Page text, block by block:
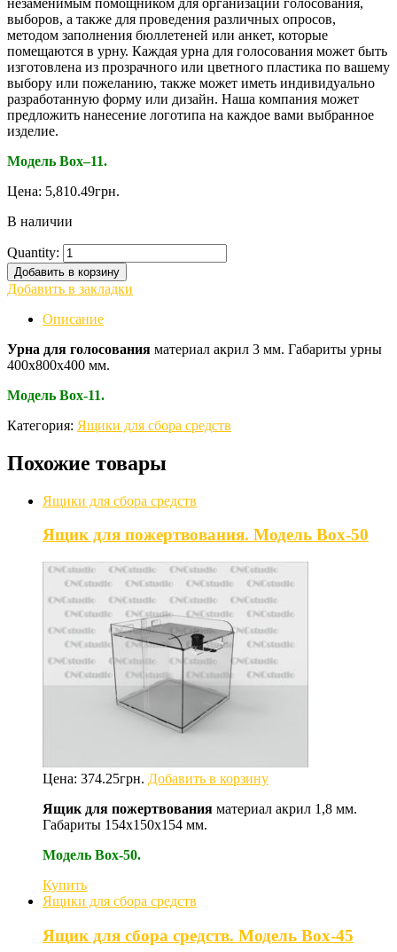
выборов, а также для проведения различных опросов,
методом заполнения бюллетеней или анкет, которые
помещаются в урну. Каждая урна для голосования может быть
изготовлена из прозрачного или цветного пластика по вашему
выбору или пожеланию, также может иметь индивидуально
разработанную форму или дизайн. Наша компания может
предложить нанесение логотипа на каждое вами выбранное
изделие.
Модель Box–11.
Цена: 5,810.49грн.
В наличии
Quantity:
Добавить в корзину
Добавить в закладки
Описание
Урна для голосования материал акрил 3 мм. Габариты урны
400х800х400 мм.
Модель Box-11.
Категория: Ящики для сбора средств
Похожие товары
Ящики для сбора средств
Ящик для пожертвования. Модель Box-50
Цена: 374.25грн. Добавить в корзину
Ящик для пожертвования материал акрил 1,8 мм.
Габариты 154х150х154 мм.
Модель Box-50.
Купить
Ящики для сбора средств
Ящик для сбора средств. Модель Box-45